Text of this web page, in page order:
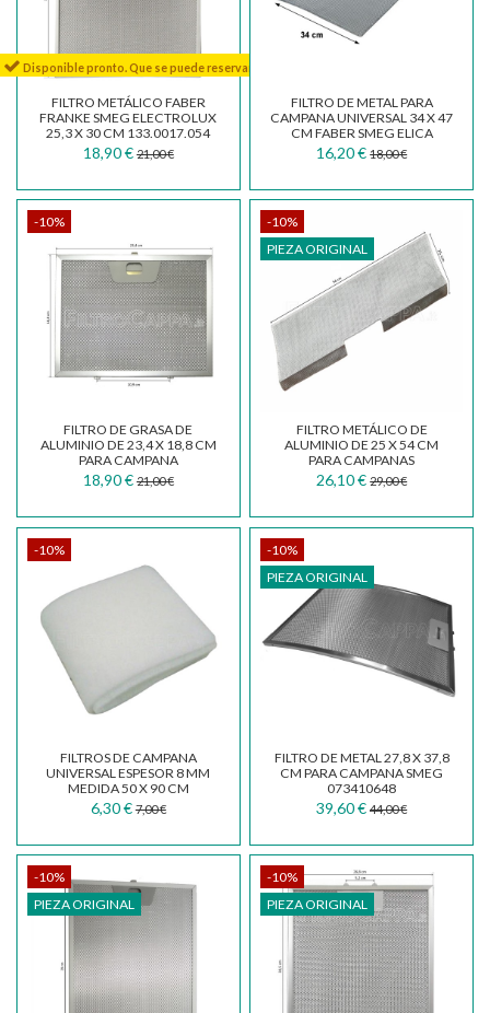
Disponible pronto. Que se puede reservar
FILTRO METÁLICO FABER
FRANKE SMEG ELECTROLUX
25,3 X 30 CM 133.0017.054
18,90 € 21,00 €
FILTRO DE METAL PARA
CAMPANA UNIVERSAL 34 X 47
CM FABER SMEG ELICA
TURBOAIR
16,20 € 18,00 €
-10%
FILTRO DE GRASA DE
ALUMINIO DE 23,4 X 18,8 CM
PARA CAMPANA
EXTRACTORA FABER
FRANKE...
18,90 € 21,00 €
-10%
PIEZA ORIGINAL
FILTRO METÁLICO DE
ALUMINIO DE 25 X 54 CM
PARA CAMPANAS
EXTRACTORAS FABER
SMEG...
26,10 € 29,00 €
-10%
FILTROS DE CAMPANA
UNIVERSAL ESPESOR 8 MM
MEDIDA 50 X 90 CM
6,30 € 7,00 €
-10%
PIEZA ORIGINAL
FILTRO DE METAL 27,8 X 37,8
CM PARA CAMPANA SMEG
073410648
39,60 € 44,00 €
-10%
PIEZA ORIGINAL
-10%
PIEZA ORIGINAL